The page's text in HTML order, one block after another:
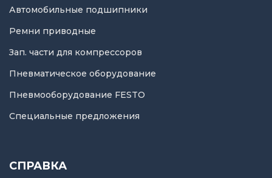
Автомобильные подшипники
Ремни приводные
Зап. части для компрессоров
Пневматическое оборудование
Пневмооборудование FESTO
Специальные предложения
СПРАВКА